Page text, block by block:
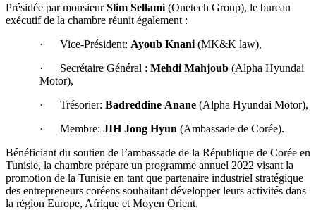
Présidée par monsieurSlim Sellami (Onetech Group), le bureau
exécutif de la chambre réunit également :
· Vice-Président: Ayoub Knani(MK&K law),
· Secrétaire Général : Mehdi Mahjoub (Alpha Hyundai
Motor),
· Trésorier: Badreddine Anane (Alpha Hyundai Motor),
· Membre: JIH Jong Hyun (Ambassade de Corée).
Bénéficiant du soutien de l’ambassade de la République de Corée en
Tunisie, la chambre prépare un programme annuel 2022 visant la
promotion de la Tunisie en tant que partenaire industriel stratégique
des entrepreneurs coréens souhaitant développer leurs activités dans
la région Europe, Afrique et Moyen Orient.